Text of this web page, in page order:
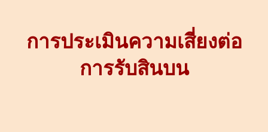
การประเมินความเสี่ยงต่อ
การรับสินบน